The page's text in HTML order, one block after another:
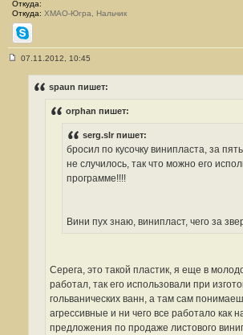
Откуда:
Откуда: ХМАО-Югра, Нальчик
Skype
07.11.2012, 10:45
spaun пишет:
orphan пишет:
serg.slr пишет:
бросил по кусочку винипласта, за
не случилось, так что можно его
программе!!!!
Вини пух знаю, винипласт, чего за
Серега, это такой пластик, я еще в
работал, так его использовали при
гольванических ванн, а там сам
агрессивные и ни чего все работало как
предложения по продаже листового